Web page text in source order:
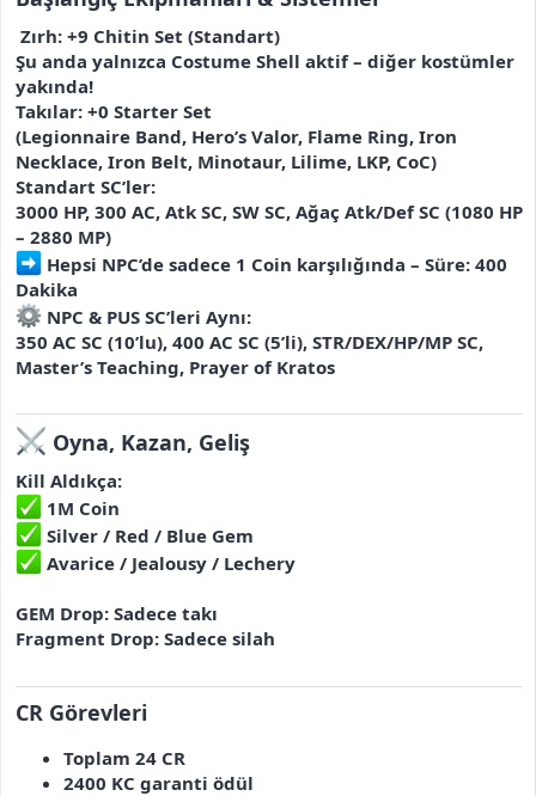
️ Zırh: +9 Chitin Set (Standart)
Şu anda yalnızca Costume Shell aktif – diğer kostümler
yakında!
Takılar: +0 Starter Set
(Legionnaire Band, Hero’s Valor, Flame Ring, Iron
Necklace, Iron Belt, Minotaur, Lilime, LKP, CoC)
Standart SC’ler:
3000 HP, 300 AC, Atk SC, SW SC, Ağaç Atk/Def SC (1080 HP
– 2880 MP)
Hepsi NPC’de sadece 1 Coin karşılığında – Süre: 400
Dakika
NPC & PUS SC’leri Aynı:
350 AC SC (10’lu), 400 AC SC (5’li), STR/DEX/HP/MP SC,
Master’s Teaching, Prayer of Kratos
Oyna, Kazan, Geliş
Kill Aldıkça:
1M Coin
Silver / Red / Blue Gem
Avarice / Jealousy / Lechery
GEM Drop: Sadece takı
Fragment Drop: Sadece silah
CR Görevleri
Toplam 24 CR
2400 KC garanti ödül